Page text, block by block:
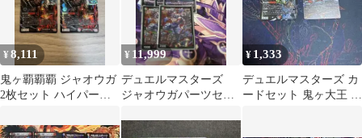
¥8,111
鬼ヶ覇覇覇 ジャオウガ
2枚セット ハイパージ
¥ 11,999
デュエルマスターズ
ジャオウガパーツセッ
¥ 1,333
デュエルマスターズ カ
ードセット 鬼ヶ大王 ジ